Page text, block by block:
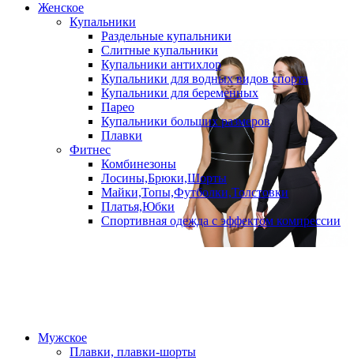
Женское
Купальники
Раздельные купальники
Слитные купальники
Купальники антихлор
Купальники для водных видов спорта
Купальники для беременных
Парео
Купальники больших размеров
Плавки
Фитнес
Комбинезоны
Лосины,Брюки,Шорты
Майки,Топы,Футболки,Толстовки
Платья,Юбки
Спортивная одежда с эффектом компрессии
Мужское
Плавки, плавки-шорты